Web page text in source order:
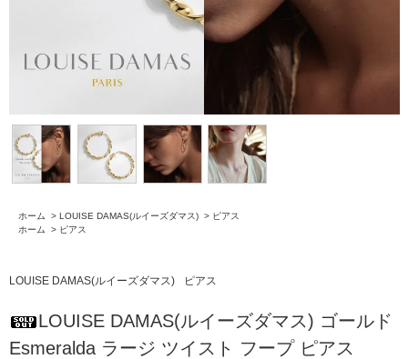
ホーム > LOUISE DAMAS(ルイーズダマス) > ピアス
ホーム
> ピアス
LOUISE DAMAS(ルイーズダマス) ピアス
LOUISE DAMAS(ルイーズダマス) ゴールド
Esmeralda ラージ ツイスト フープ ピアス